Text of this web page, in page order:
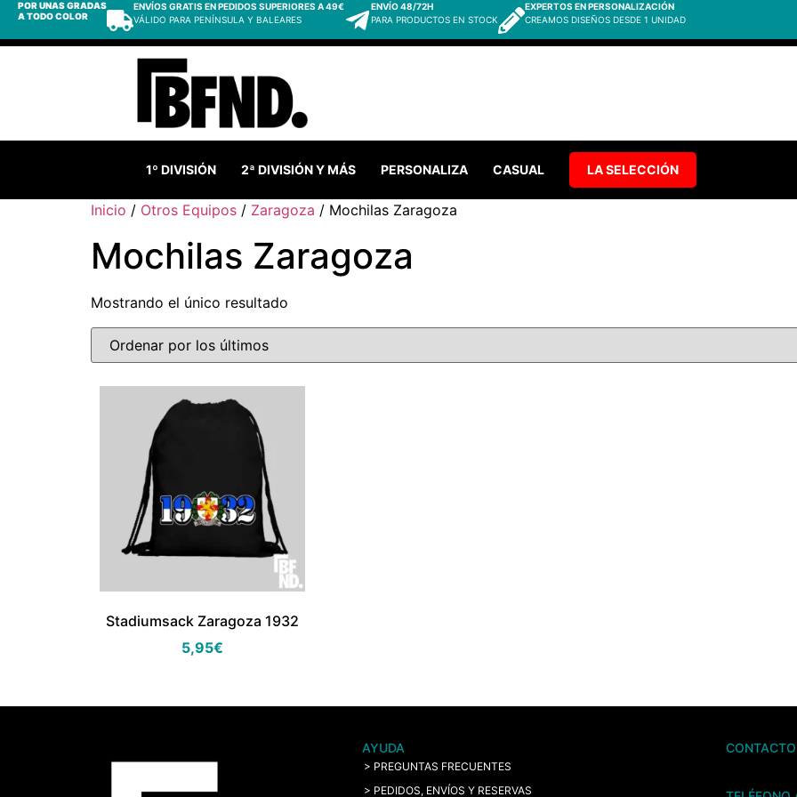
POR UNAS GRADAS
A TODO COLOR
ENVÍOS GRATIS EN PEDIDOS SUPERIORES A 49€
VÁLIDO PARA PENÍNSULA Y BALEARES
ENVÍO 48/72H
PARA PRODUCTOS EN STOCK
EXPERTOS EN PERSONALIZACIÓN
CREAMOS DISEÑOS DESDE 1 UNIDAD
1º DIVISIÓN 2ª DIVISIÓN Y MÁS PERSONALIZA CASUAL LA SELECCIÓN
Inicio / Otros Equipos / Zaragoza / Mochilas Zaragoza
Mochilas Zaragoza
Mostrando el único resultado
Stadiumsack Zaragoza 1932
5,95€
AYUDA
> PREGUNTAS FRECUENTES
> PEDIDOS, ENVÍOS Y RESERVAS
CONTACTO